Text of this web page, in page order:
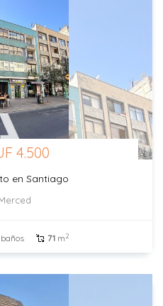
4.500
en Santiago
71m2